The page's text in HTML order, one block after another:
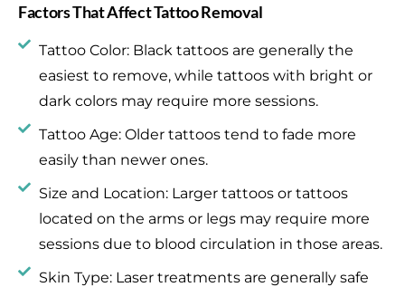
Factors That Affect Tattoo Removal
Tattoo Color: Black tattoos are generally the
easiest to remove, while tattoos with bright or
dark colors may require more sessions.
Tattoo Age: Older tattoos tend to fade more
easily than newer ones.
Size and Location: Larger tattoos or tattoos
located on the arms or legs may require more
sessions due to blood circulation in those areas.
Skin Type: Laser treatments are generally safe